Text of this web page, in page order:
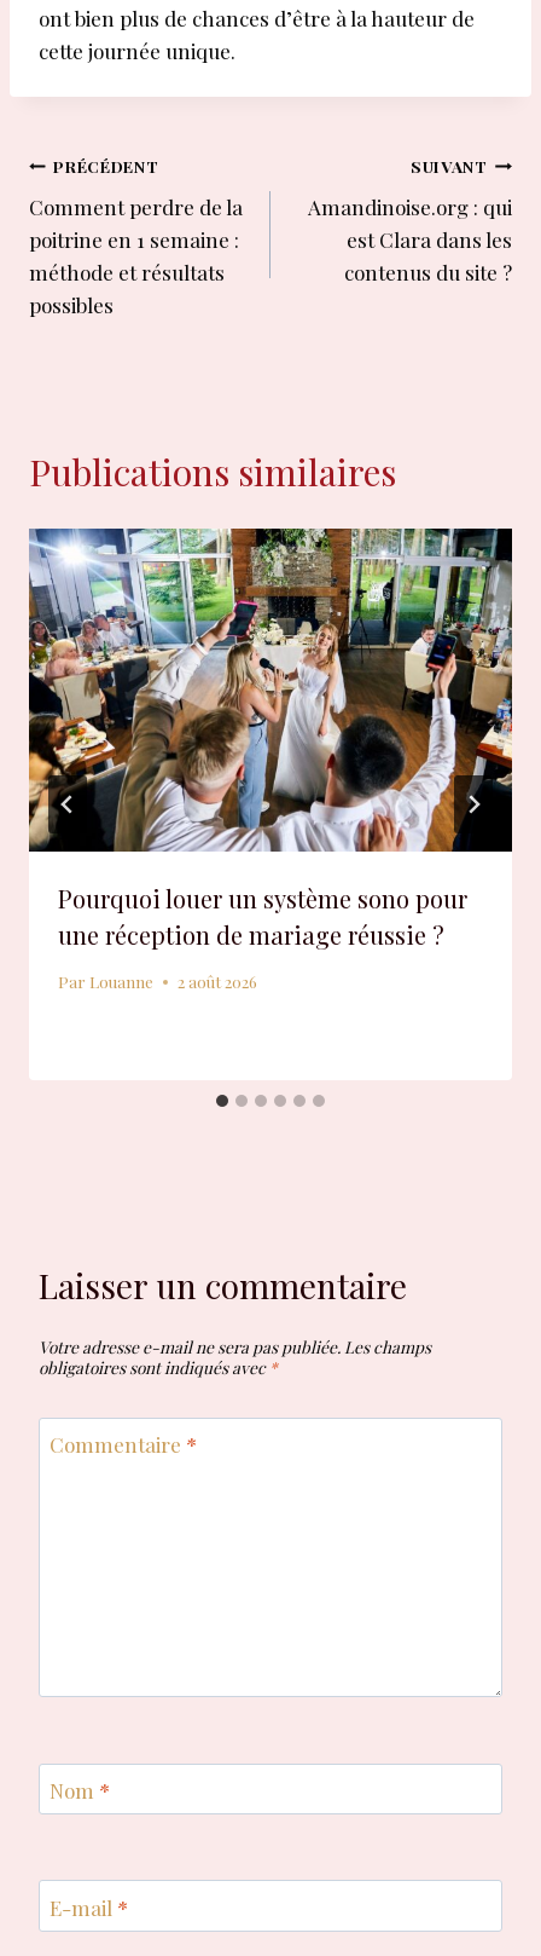
ont bien plus de chances d’être à la hauteur de
cette journée unique.
Navigation
de
l’article
PRÉCÉDENT
Comment perdre de la
poitrine en 1 semaine :
méthode et résultats
possibles
SUIVANT
Amandinoise.org : qui
est Clara dans les
contenus du site ?
Publications similaires
Pourquoi louer un système sono pour
une réception de mariage réussie ?
Par Louanne 2 août 2026
Laisser un commentaire
Votre adresse e-mail ne sera pas publiée. Les champs
obligatoires sont indiqués avec *
Commentaire *
Nom *
E-mail *